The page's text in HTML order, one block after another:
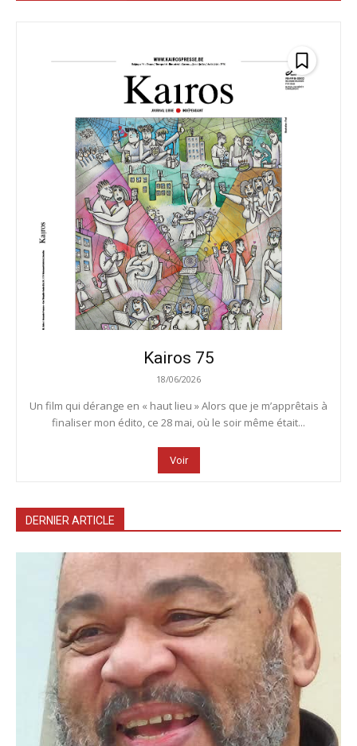
Kairos 75
18/06/2026
Un film qui dérange en « haut lieu » Alors que je m’apprêtais à
finaliser mon édito, ce 28 mai, où le soir même était...
Voir
DERNIER ARTICLE